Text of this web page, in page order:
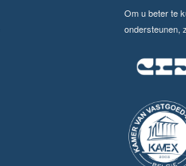
Om u beter te
ondersteunen,